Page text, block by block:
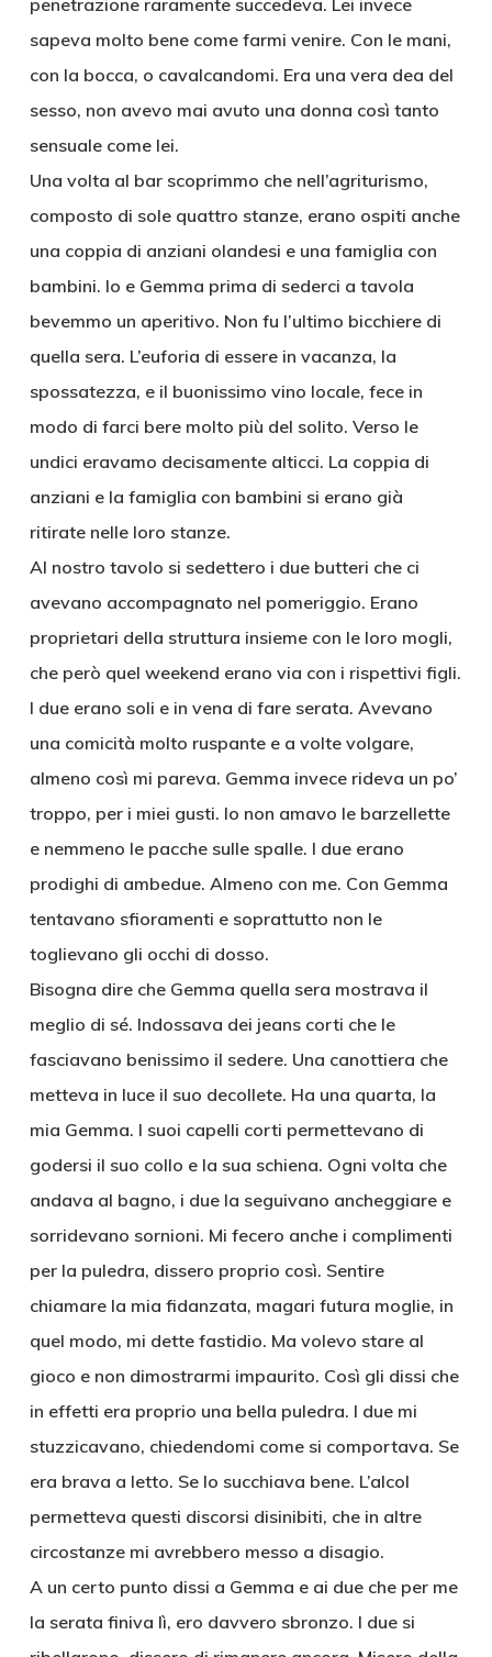
penetrazione raramente succedeva. Lei invece
sapeva molto bene come farmi venire. Con le mani,
con la bocca, o cavalcandomi. Era una vera dea del
sesso, non avevo mai avuto una donna così tanto
sensuale come lei.
Una volta al bar scoprimmo che nell’agriturismo,
composto di sole quattro stanze, erano ospiti anche
una coppia di anziani olandesi e una famiglia con
bambini. Io e Gemma prima di sederci a tavola
bevemmo un aperitivo. Non fu l’ultimo bicchiere di
quella sera. L’euforia di essere in vacanza, la
spossatezza, e il buonissimo vino locale, fece in
modo di farci bere molto più del solito. Verso le
undici eravamo decisamente alticci. La coppia di
anziani e la famiglia con bambini si erano già
ritirate nelle loro stanze.
Al nostro tavolo si sedettero i due butteri che ci
avevano accompagnato nel pomeriggio. Erano
proprietari della struttura insieme con le loro mogli,
che però quel weekend erano via con i rispettivi figli.
I due erano soli e in vena di fare serata. Avevano
una comicità molto ruspante e a volte volgare,
almeno così mi pareva. Gemma invece rideva un po’
troppo, per i miei gusti. Io non amavo le barzellette
e nemmeno le pacche sulle spalle. I due erano
prodighi di ambedue. Almeno con me. Con Gemma
tentavano sfioramenti e soprattutto non le
toglievano gli occhi di dosso.
Bisogna dire che Gemma quella sera mostrava il
meglio di sé. Indossava dei jeans corti che le
fasciavano benissimo il sedere. Una canottiera che
metteva in luce il suo decollete. Ha una quarta, la
mia Gemma. I suoi capelli corti permettevano di
godersi il suo collo e la sua schiena. Ogni volta che
andava al bagno, i due la seguivano ancheggiare e
sorridevano sornioni. Mi fecero anche i complimenti
per la puledra, dissero proprio così. Sentire
chiamare la mia fidanzata, magari futura moglie, in
quel modo, mi dette fastidio. Ma volevo stare al
gioco e non dimostrarmi impaurito. Così gli dissi che
in effetti era proprio una bella puledra. I due mi
stuzzicavano, chiedendomi come si comportava. Se
era brava a letto. Se lo succhiava bene. L’alcol
permetteva questi discorsi disinibiti, che in altre
circostanze mi avrebbero messo a disagio.
A un certo punto dissi a Gemma e ai due che per me
la serata finiva lì, ero davvero sbronzo. I due si